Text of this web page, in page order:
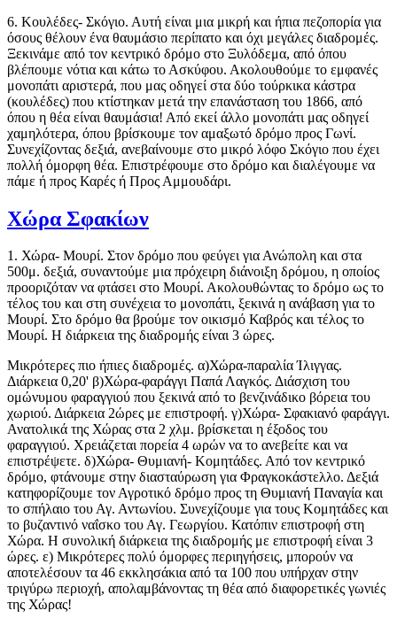
6. Κουλέδες- Σκόγιο. Αυτή είναι μια μικρή και ήπια πεζοπορία για
όσους θέλουν ένα θαυμάσιο περίπατο και όχι μεγάλες διαδρομές.
Ξεκινάμε από τον κεντρικό δρόμο στο Ξυλόδεμα, από όπου
βλέπουμε νότια και κάτω το Ασκύφου. Ακολουθούμε το εμφανές
μονοπάτι αριστερά, που μας οδηγεί στα δύο τούρκικα κάστρα
(κουλέδες) που κτίστηκαν μετά την επανάσταση του 1866, από
όπου η θέα είναι θαυμάσια! Από εκεί άλλο μονοπάτι μας οδηγεί
χαμηλότερα, όπου βρίσκουμε τον αμαξωτό δρόμο προς Γωνί.
Συνεχίζοντας δεξιά, ανεβαίνουμε στο μικρό λόφο Σκόγιο που έχει
πολλή όμορφη θέα. Επιστρέφουμε στο δρόμο και διαλέγουμε να
πάμε ή προς Καρές ή Προς Αμμουδάρι.
Χώρα Σφακίων
1. Χώρα- Μουρί. Στον δρόμο που φεύγει για Ανώπολη και στα
500μ. δεξιά, συναντούμε μια πρόχειρη διάνοιξη δρόμου, η οποίος
προοριζόταν να φτάσει στο Μουρί. Ακολουθώντας το δρόμο ως το
τέλος του και στη συνέχεια το μονοπάτι, ξεκινά η ανάβαση για το
Μουρί. Στο δρόμο θα βρούμε τον οικισμό Καβρός και τέλος το
Μουρί. Η διάρκεια της διαδρομής είναι 3 ώρες.
Μικρότερες πιο ήπιες διαδρομές. α)Χώρα-παραλία Ίλιγγας.
Διάρκεια 0,20' β)Χώρα-φαράγγι Παπά Λαγκός. Διάσχιση του
ομώνυμου φαραγγιού που ξεκινά από το βενζινάδικο βόρεια του
χωριού. Διάρκεια 2ώρες με επιστροφή. γ)Χώρα- Σφακιανό φαράγγι.
Ανατολικά της Χώρας στα 2 χλμ. βρίσκεται η έξοδος του
φαραγγιού. Χρειάζεται πορεία 4 ωρών να το ανεβείτε και να
επιστρέψετε. δ)Χώρα- Θυμιανή- Κομητάδες. Από τον κεντρικό
δρόμο, φτάνουμε στην διασταύρωση για Φραγκοκάστελλο. Δεξιά
κατηφορίζουμε τον Αγροτικό δρόμο προς τη Θυμιανή Παναγία και
το σπήλαιο του Αγ. Αντωνίου. Συνεχίζουμε για τους Κομητάδες και
το βυζαντινό ναΐσκο του Αγ. Γεωργίου. Κατόπιν επιστροφή στη
Χώρα. Η συνολική διάρκεια της διαδρομής με επιστροφή είναι 3
ώρες. ε) Μικρότερες πολύ όμορφες περιηγήσεις, μπορούν να
αποτελέσουν τα 46 εκκλησάκια από τα 100 που υπήρχαν στην
τριγύρω περιοχή, απολαμβάνοντας τη θέα από διαφορετικές γωνιές
της Χώρας!